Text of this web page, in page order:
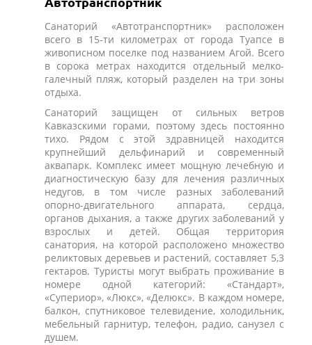
Санаторий «Автотранспортник» расположен
всего в 15-ти километрах от города Туапсе в
живописном поселке под названием Агой. Всего
в сорока метрах находится отдельный мелко-
галечный пляж, который разделен на три зоны
отдыха.
Санаторий защищен от сильных ветров
Кавказскими горами, поэтому здесь постоянно
тихо. Рядом с этой здравницей находится
крупнейший дельфинарий и современный
аквапарк. Комплекс имеет мощную лечебную и
диагностическую базу для лечения различных
недугов, в том числе разных заболеваний
опорно-двигательного аппарата, сердца,
органов дыхания, а также других заболеваний у
взрослых и детей. Общая территория
санатория, на которой расположено множество
реликтовых деревьев и растений, составляет 5,3
гектаров. Туристы могут выбрать проживание в
номере одной категорий: «Стандарт»,
«Супериор», «Люкс», «Делюкс». В каждом номере,
балкон, спутниковое телевидение, холодильник,
мебельный гарнитур, телефон, радио, санузел с
душем.